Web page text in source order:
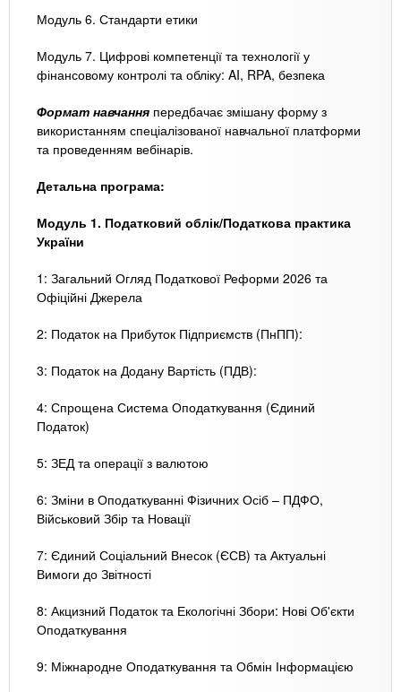
Модуль 6. Стандарти етики
Модуль 7. Цифрові компетенції та технології у
фінансовому контролі та обліку: AI, RPA, безпека
Формат навчання передбачає змішану форму з
використанням спеціалізованої навчальної платформи
та проведенням вебінарів.
Детальна програма:
Модуль 1. Податковий облік/Податкова практика
України
1: Загальний Огляд Податкової Реформи 2026 та
Офіційні Джерела
2: Податок на Прибуток Підприємств (ПнПП):
3: Податок на Додану Вартість (ПДВ):
4: Спрощена Система Оподаткування (Єдиний
Податок)
5: ЗЕД та операції з валютою
6: Зміни в Оподаткуванні Фізичних Осіб – ПДФО,
Військовий Збір та Новації
7: Єдиний Соціальний Внесок (ЄСВ) та Актуальні
Вимоги до Звітності
8: Акцизний Податок та Екологічні Збори: Нові Об'єкти
Оподаткування
9: Міжнародне Оподаткування та Обмін Інформацією